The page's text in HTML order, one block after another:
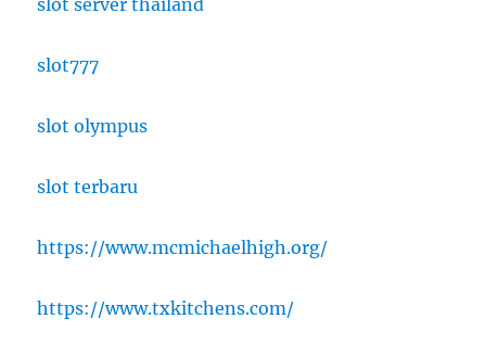
slot server thailand
slot777
slot olympus
slot terbaru
https://www.mcmichaelhigh.org/
https://www.txkitchens.com/